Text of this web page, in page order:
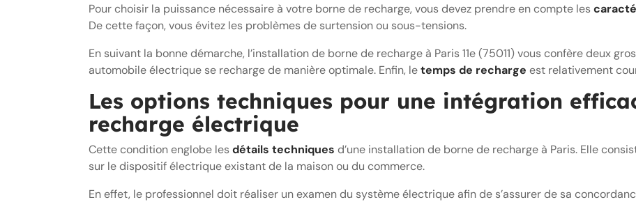
Pour choisir la puissance nécessaire à votre borne de recharge, vous devez prendre en compte les
De cette façon, vous évitez les problèmes de surtension ou sous-tensions.
En suivant la bonne démarche, l’installation de borne de recharge à Paris 11e (75011) vous confère deux
automobile électrique se recharge de manière optimale. Enfin, letemps de recharge est relativement
Les options techniques pour une intégration
recharge électrique
Cette condition englobe lesdétails techniques d’une installation de borne de recharge à Paris. Elle
sur le dispositif électrique existant de la maison ou du commerce.
En effet, le professionnel doit réaliser un examen du système électrique afin de s’assurer de sa